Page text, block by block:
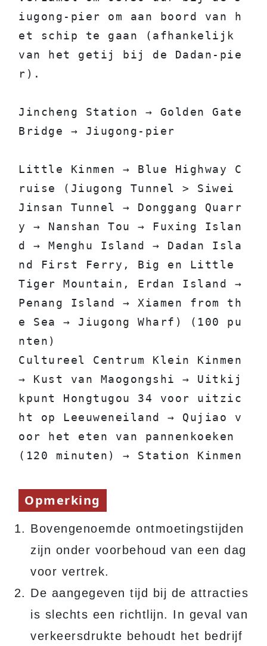
iugong-pier om aan boord van h
et schip te gaan (afhankelijk
van het getij bij de Dadan-pie
r).
Jincheng Station → Golden Gate
Bridge → Jiugong-pier
Little Kinmen → Blue Highway C
ruise (Jiugong Tunnel > Siwei
Jinsan Tunnel → Donggang Quarr
y → Nanshan Tou → Fuxing Islan
d → Menghu Island → Dadan Isla
nd First Ferry, Big en Little
Tiger Mountain, Erdan Island →
Penang Island → Xiamen from th
e Sea → Jiugong Wharf) (100 pu
nten)
Cultureel Centrum Klein Kinmen
→ Kust van Maogongshi → Uitkij
kpunt Hongtugou 34 voor uitzic
ht op Leeuweneiland → Qujiao v
oor het eten van pannenkoeken
(120 minuten) → Station Kinmen
Opmerking
Bovengenoemde ontmoetingstijden
zijn onder voorbehoud van een dag
voor vertrek.
De aangegeven tijd bij de attracties
is slechts een richtlijn. In geval van
verkeersdrukte behoudt het bedrijf